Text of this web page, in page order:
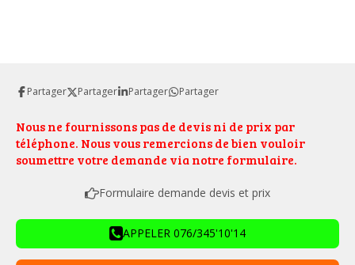
Partager Partager Partager Partager
Nous ne fournissons pas de devis ni de prix par
téléphone. Nous vous remercions de bien vouloir
soumettre votre demande via notre formulaire.
Formulaire demande devis et prix
APPELER 076/345'10'14